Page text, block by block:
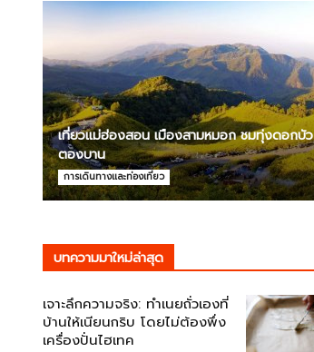
เที่ยวแม่ฮ่องสอน เมืองสามหมอก ชมทุ่งดอกบัว
ตองบาน
การเดินทางและท่องเที่ยว
บทความมาใหม่ล่าสุด
เจาะลึกความจริง: ทำเนยถั่วเองที่
บ้านให้เนียนกริบ โดยไม่ต้องพึ่ง
เครื่องปั่นไฮเทค